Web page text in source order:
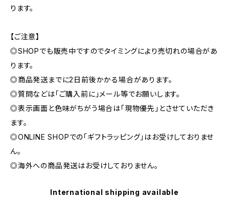
ります。
【ご注意】
◎SHOPでも販売中ですのでタイミングにより売切れの場合があ
ります。
◎商品発送までに2日前後かかる場合があります。
◎質問などは「ご購入前に」メール等でお願いします。
◎表示画面と色味がちがう場合は「現物優先」とさせていただき
ます。
◎ONLINE SHOPでの「ギフトラッピング」はお受けしておりませ
ん。
◎海外への商品発送はお受けしておりません。
International shipping available